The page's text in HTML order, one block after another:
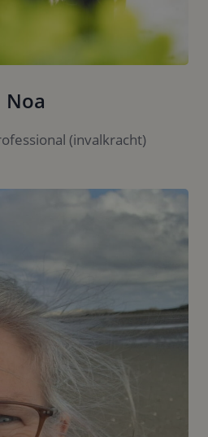
Noa
(invalkracht)